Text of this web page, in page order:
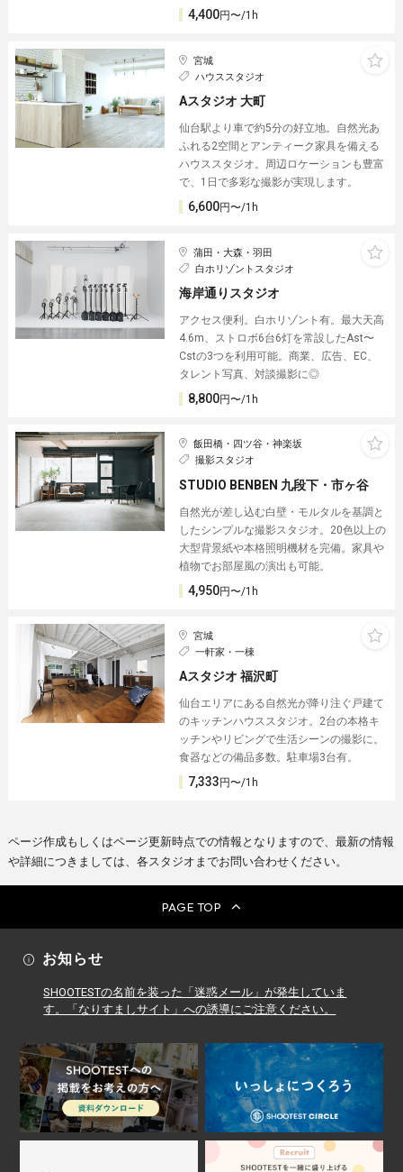
4,400円〜/1h
宮城
ハウススタジオ
Aスタジオ 大町
仙台駅より車で約5分の好立地。自然光あ
ふれる2空間とアンティーク家具を備える
ハウススタジオ。周辺ロケーションも豊富
で、1日で多彩な撮影が実現します。
6,600円〜/1h
蒲田・大森・羽田
白ホリゾントスタジオ
海岸通りスタジオ
アクセス便利。白ホリゾント有。最大天高
4.6m、ストロボ6台6灯を常設したAst〜
Cstの3つを利用可能。商業、広告、EC、
タレント写真、対談撮影に◎
8,800円〜/1h
飯田橋・四ツ谷・神楽坂
撮影スタジオ
STUDIO BENBEN 九段下・市ヶ谷
自然光が差し込む白壁・モルタルを基調と
したシンプルな撮影スタジオ。20色以上の
大型背景紙や本格照明機材を完備。家具や
植物でお部屋風の演出も可能。
4,950円〜/1h
宮城
一軒家・一棟
Aスタジオ 福沢町
仙台エリアにある自然光が降り注ぐ戸建て
のキッチンハウススタジオ。2台の本格キ
ッチンやリビングで生活シーンの撮影に。
食器などの備品多数。駐車場3台有。
7,333 円〜/1h
ページ作成もしくはページ更新時点での情報となりますので、最新の情報
や詳細につきましては、各スタジオまでお問い合わせください。
PAGE TOP
お知らせ
SHOOTESTの名前を装った「迷惑メール」が発生していま
す。「なりすましサイト」への誘導にご注意ください。